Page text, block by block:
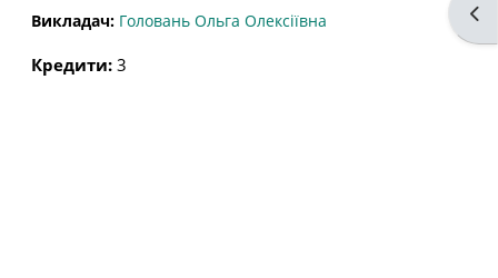
Викладач: Головань Ольга Олексіївна
Кредити: 3